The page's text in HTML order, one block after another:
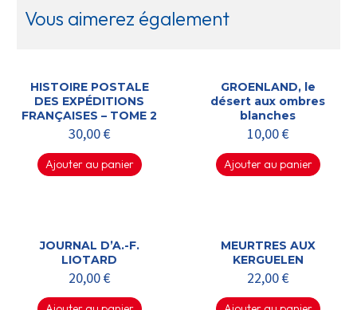
Vous aimerez également
HISTOIRE POSTALE
DES EXPÉDITIONS
FRANÇAISES – TOME 2
30,00€
Ajouter au panier
GROENLAND, le
désert aux ombres
blanches
10,00€
Ajouter au panier
JOURNAL D’A.-F.
LIOTARD
20,00€
MEURTRES AUX
KERGUELEN
22,00€